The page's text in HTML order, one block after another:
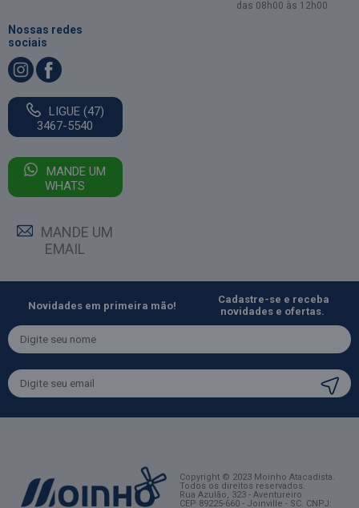
das 08h00 às 12h00
Nossas redes
sociais
LIGUE (47)
3467-5540
MANDE UM
WHATS
MANDE UM
EMAIL
Novidades em primeira mão!
Cadastre-se e receba
novidades e ofertas.
Copyright © 2023 Moinho Atacadista.
Todos os direitos reservados.
Rua Azulão, 323 - Aventureiro
CEP 89225-660 - Joinville - SC. CNPJ: